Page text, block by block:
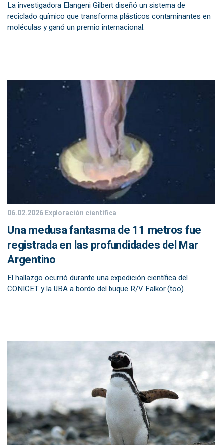
La investigadora Elangeni Gilbert diseñó un sistema de
reciclado químico que transforma plásticos contaminantes en
moléculas y ganó un premio internacional.
06.02.2026Exploración científica
Una medusa fantasma de 11 metros fue
registrada en las profundidades del Mar
Argentino
El hallazgo ocurrió durante una expedición científica del
CONICET y la UBA a bordo del buque R/V Falkor (too).